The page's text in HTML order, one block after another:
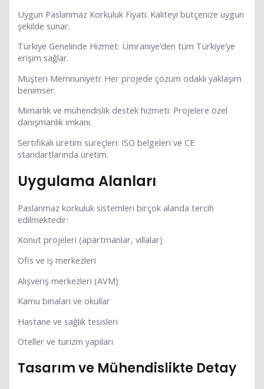
Uygun Paslanmaz Korkuluk Fiyatı: Kaliteyi bütçenize uygun
şekilde sunar.
Türkiye Genelinde Hizmet: Ümraniye’den tüm Türkiye’ye
erişim sağlar.
Müşteri Memnuniyeti: Her projede çözüm odaklı yaklaşım
benimser.
Mimarlık ve mühendislik destek hizmeti: Projelere özel
danışmanlık imkanı.
Sertifikalı üretim süreçleri: ISO belgeleri ve CE
standartlarında üretim.
Uygulama Alanları
Paslanmaz korkuluk sistemleri birçok alanda tercih
edilmektedir:
Konut projeleri (apartmanlar, villalar)
Ofis ve iş merkezleri
Alışveriş merkezleri (AVM)
Kamu binaları ve okullar
Hastane ve sağlık tesisleri
Oteller ve turizm yapıları
Tasarım ve Mühendislikte Detay